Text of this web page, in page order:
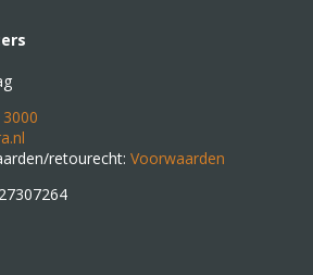
retourecht: Voorwaarden